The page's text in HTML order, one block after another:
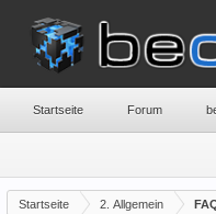
Startseite 2. Allgemein
Startseite Forum